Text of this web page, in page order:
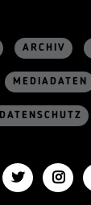
ARCHIV
MEDIADATEN
DATENSCHUTZ